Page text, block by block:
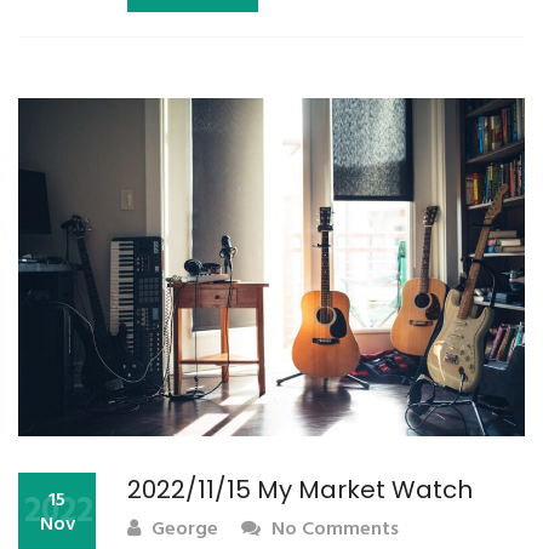
2022/11/15 My Market Watch
15
Nov
2022 George
No Comments